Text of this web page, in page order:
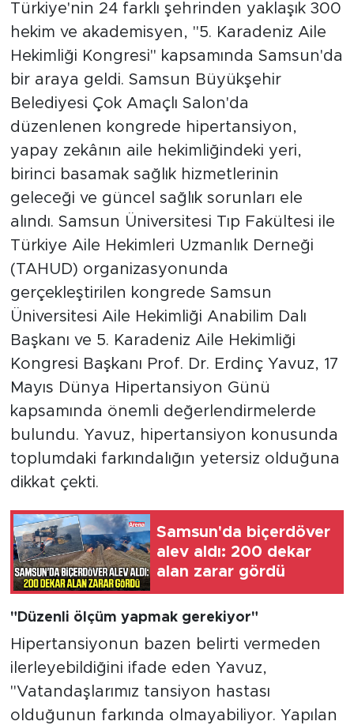
Türkiye'nin 24 farklı şehrinden yaklaşık 300
hekim ve akademisyen, "5. Karadeniz Aile
Hekimliği Kongresi" kapsamında Samsun'da
bir araya geldi. Samsun Büyükşehir
Belediyesi Çok Amaçlı Salon'da
düzenlenen kongrede hipertansiyon,
yapay zekânın aile hekimliğindeki yeri,
birinci basamak sağlık hizmetlerinin
geleceği ve güncel sağlık sorunları ele
alındı. Samsun Üniversitesi Tıp Fakültesi ile
Türkiye Aile Hekimleri Uzmanlık Derneği
(TAHUD) organizasyonunda
gerçekleştirilen kongrede Samsun
Üniversitesi Aile Hekimliği Anabilim Dalı
Başkanı ve 5. Karadeniz Aile Hekimliği
Kongresi Başkanı Prof. Dr. Erdinç Yavuz, 17
Mayıs Dünya Hipertansiyon Günü
kapsamında önemli değerlendirmelerde
bulundu. Yavuz, hipertansiyon konusunda
toplumdaki farkındalığın yetersiz olduğuna
dikkat çekti.
Samsun'da biçerdöver
alev aldı: 200 dekar
alan zarar gördü
"Düzenli ölçüm yapmak gerekiyor"
Hipertansiyonun bazen belirti vermeden
ilerleyebildiğini ifade eden Yavuz,
"Vatandaşlarımız tansiyon hastası
olduğunun farkında olmayabiliyor. Yapılan